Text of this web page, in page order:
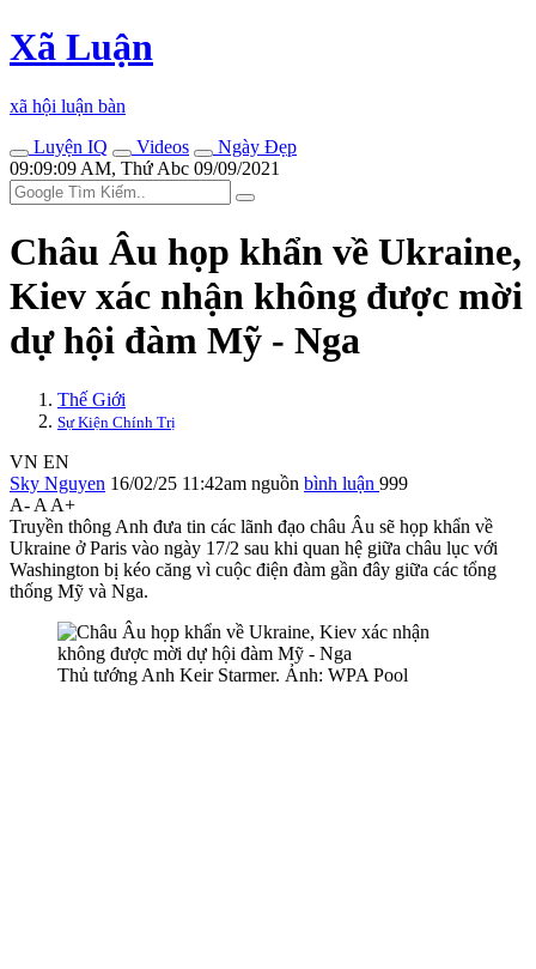
Xã Luận
xã hội luận bàn
Luyện IQ
Videos
Ngày Đẹp
09:09:09 AM, Thứ Abc 09/09/2021
Châu Âu họp khẩn về Ukraine,
Kiev xác nhận không được mời
dự hội đàm Mỹ - Nga
Thế Giới
Sự Kiện Chính Trị
VN EN
Sky Nguyen 16/02/25 11:42am nguồn bình luận 999
A- A A+
Truyền thông Anh đưa tin các lãnh đạo châu Âu sẽ họp khẩn về
Ukraine ở Paris vào ngày 17/2 sau khi quan hệ giữa châu lục với
Washington bị kéo căng vì cuộc điện đàm gần đây giữa các tổng
thống Mỹ và Nga.
Thủ tướng Anh Keir Starmer. Ảnh: WPA Pool